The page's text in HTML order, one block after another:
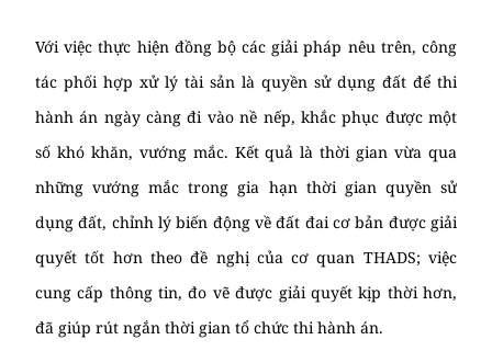
Với việc thực hiện đồng bộ các giải pháp nêu trên, công
tác phối hợp xử lý tài sản là quyền sử dụng đất để thi
hành án ngày càng đi vào nề nếp, khắc phục được một
số khó khăn, vướng mắc. Kết quả là thời gian vừa qua
những vướng mắc trong gia hạn thời gian quyền sử
dụng đất, chỉnh lý biến động về đất đai cơ bản được giải
quyết tốt hơn theo đề nghị của cơ quan THADS; việc
cung cấp thông tin, đo vẽ được giải quyết kịp thời hơn,
đã giúp rút ngắn thời gian tổ chức thi hành án.